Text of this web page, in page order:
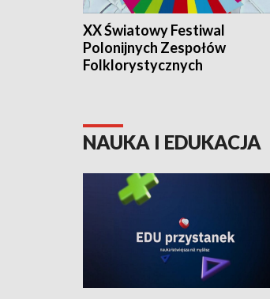
XX Światowy Festiwal
Polonijnych Zespołów
Folklorystycznych
NAUKA I EDUKACJA